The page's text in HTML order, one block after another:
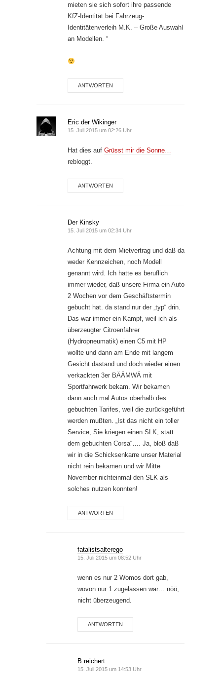
mieten sie sich sofort ihre passende
KfZ-Identität bei Fahrzeug-
Identitätenverleih M.K. – Große Auswahl
an Modellen. “
ANTWORTEN
Eric der Wikinger
15. Juli 2015 um 02:26 Uhr
Hat dies auf Grüsst mir die Sonne…
rebloggt.
ANTWORTEN
Der Kinsky
15. Juli 2015 um 02:34 Uhr
Achtung mit dem Mietvertrag und daß da
weder Kennzeichen, noch Modell
genannt wird. Ich hatte es beruflich
immer wieder, daß unsere Firma ein Auto
2 Wochen vor dem Geschäftstermin
gebucht hat. da stand nur der „typ“ drin.
Das war immer ein Kampf, weil ich als
überzeugter Citroenfahrer
(Hydropneumatik) einen C5 mit HP
wollte und dann am Ende mit langem
Gesicht dastand und doch wieder einen
verkackten 3er BÄÄMWÄ mit
Sportfahrwerk bekam. Wir bekamen
dann auch mal Autos oberhalb des
gebuchten Tarifes, weil die zurückgeführt
werden mußten. „Ist das nicht ein toller
Service, Sie kriegen einen SLK, statt
dem gebuchten Corsa“…. Ja, bloß daß
wir in die Schicksenkarre unser Material
nicht rein bekamen und wir Mitte
November nichteinmal den SLK als
solches nutzen konnten!
ANTWORTEN
fatalistsalterego
15. Juli 2015 um 08:52 Uhr
wenn es nur 2 Womos dort gab,
wovon nur 1 zugelassen war… nöö,
nicht überzeugend.
ANTWORTEN
B.reichert
15. Juli 2015 um 14:53 Uhr